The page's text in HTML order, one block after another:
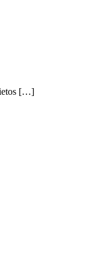
[…]